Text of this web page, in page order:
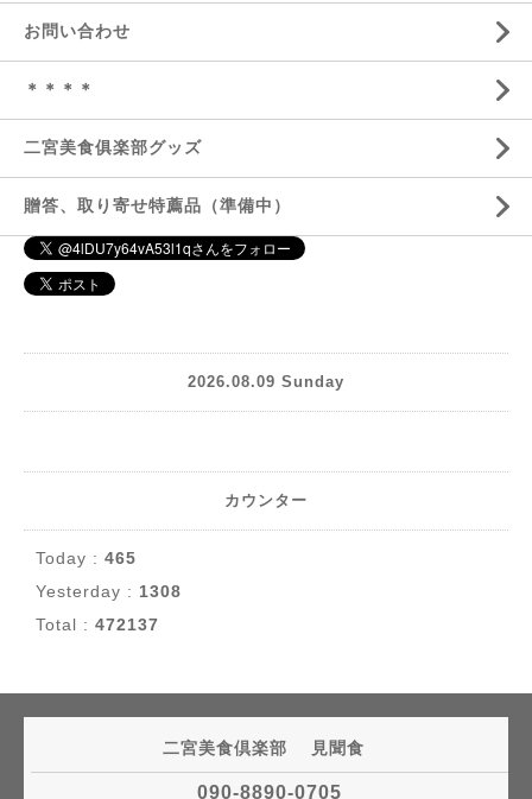
お問い合わせ
＊＊＊＊
二宮美食俱楽部グッズ
贈答、取り寄せ特薦品（準備中）
2026.08.09 Sunday
カウンター
Today : 465
Yesterday : 1308
Total : 472137
二宮美食倶楽部 見聞食
090-8890-0705